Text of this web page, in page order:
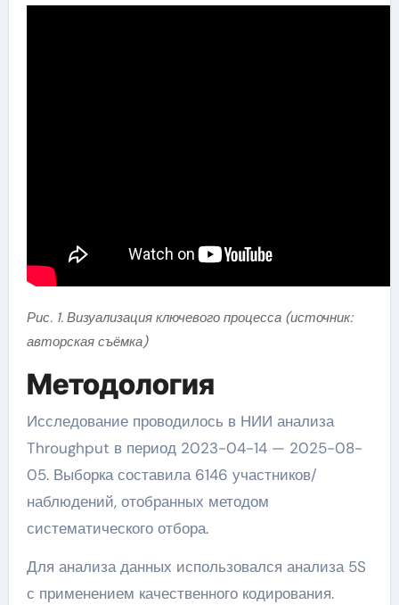
Рис. 1. Визуализация ключевого процесса (источник:
авторская съёмка)
Методология
Исследование проводилось в НИИ анализа
Throughput в период 2023-04-14 — 2025-08-
05. Выборка составила 6146 участников/
наблюдений, отобранных методом
систематического отбора.
Для анализа данных использовался анализа 5S
с применением качественного кодирования.